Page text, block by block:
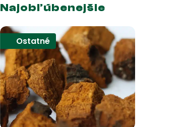
Najobľúbenejšie
Ostatné